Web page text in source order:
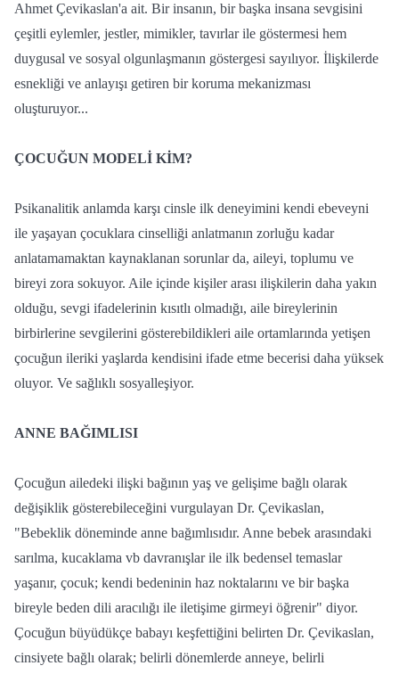
Ahmet Çevikaslan'a ait. Bir insanın, bir başka insana sevgisini
çeşitli eylemler, jestler, mimikler, tavırlar ile göstermesi hem
duygusal ve sosyal olgunlaşmanın göstergesi sayılıyor. İlişkilerde
esnekliği ve anlayışı getiren bir koruma mekanizması
oluşturuyor...
ÇOCUĞUN MODELİ KİM?
Psikanalitik anlamda karşı cinsle ilk deneyimini kendi ebeveyni
ile yaşayan çocuklara cinselliği anlatmanın zorluğu kadar
anlatamamaktan kaynaklanan sorunlar da, aileyi, toplumu ve
bireyi zora sokuyor. Aile içinde kişiler arası ilişkilerin daha yakın
olduğu, sevgi ifadelerinin kısıtlı olmadığı, aile bireylerinin
birbirlerine sevgilerini gösterebildikleri aile ortamlarında yetişen
çocuğun ileriki yaşlarda kendisini ifade etme becerisi daha yüksek
oluyor. Ve sağlıklı sosyalleşiyor.
ANNE BAĞIMLISI
Çocuğun ailedeki ilişki bağının yaş ve gelişime bağlı olarak
değişiklik gösterebileceğini vurgulayan Dr. Çevikaslan,
"Bebeklik döneminde anne bağımlısıdır. Anne bebek arasındaki
sarılma, kucaklama vb davranışlar ile ilk bedensel temaslar
yaşanır, çocuk; kendi bedeninin haz noktalarını ve bir başka
bireyle beden dili aracılığı ile iletişime girmeyi öğrenir" diyor.
Çocuğun büyüdükçe babayı keşfettiğini belirten Dr. Çevikaslan,
cinsiyete bağlı olarak; belirli dönemlerde anneye, belirli